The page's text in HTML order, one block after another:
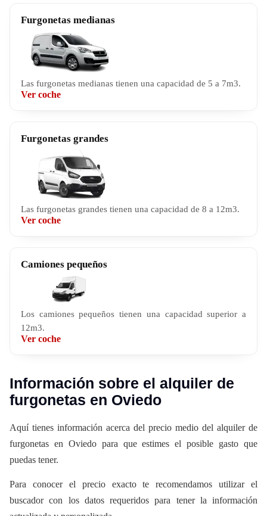
Furgonetas medianas
Las furgonetas medianas tienen una capacidad de 5 a 7m3.
Ver coche
Furgonetas grandes
Las furgonetas grandes tienen una capacidad de 8 a 12m3.
Ver coche
Camiones pequeños
Los camiones pequeños tienen una capacidad superior a
12m3.
Ver coche
Información sobre el alquiler de
furgonetas en Oviedo
Aquí tienes información acerca del precio medio del alquiler de
furgonetas en Oviedo para que estimes el posible gasto que
puedas tener.
Para conocer el precio exacto te recomendamos utilizar el
buscador con los datos requeridos para tener la información